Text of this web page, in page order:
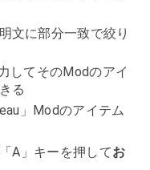
文に部分一致で絞り
してそのModのアイ
る
」Modのアイテム
A」キーを押してお